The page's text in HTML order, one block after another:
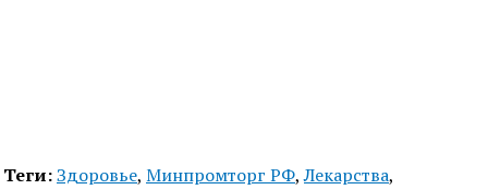
Теги:Здоровье, Минпромторг РФ,Лекарства,